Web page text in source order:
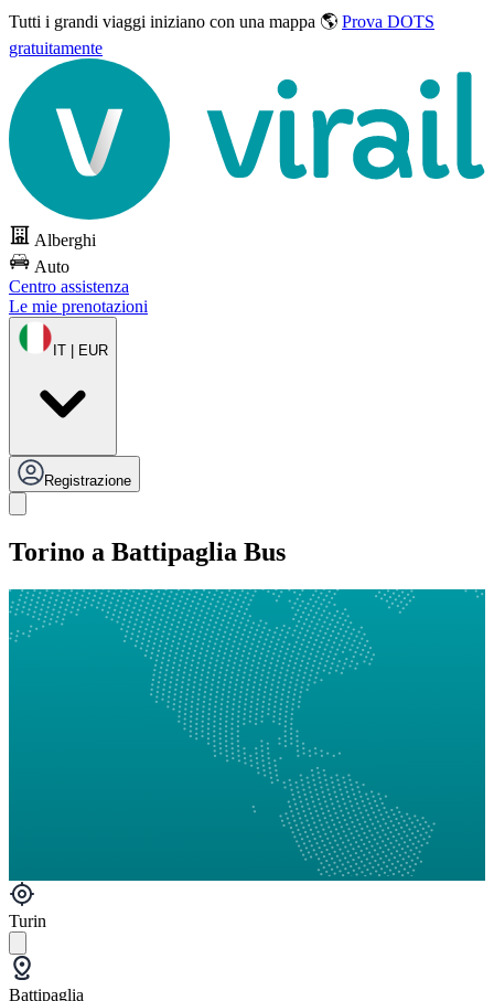
Tutti i grandi viaggi iniziano con una mappa 🌎 Prova DOTS
gratuitamente
Alberghi
Auto
Centro assistenza
Le mie prenotazioni
IT | EUR
Registrazione
Torino a Battipaglia Bus
Turin
Battipaglia